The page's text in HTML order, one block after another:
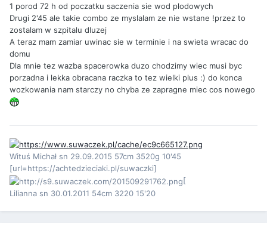
1 porod 72 h od poczatku saczenia sie wod plodowych
Drugi 2'45 ale takie combo ze myslalam ze nie wstane !przez to
zostalam w szpitalu dluzej
A teraz mam zamiar uwinac sie w terminie i na swieta wracac do
domu
Dla mnie tez wazba spacerowka duzo chodzimy wiec musi byc
porzadna i lekka obracana raczka to tez wielki plus :) do konca
wozkowania nam starczy no chyba ze zapragne miec cos nowego
Wituś Michał sn 29.09.2015 57cm 3520g 10'45
[url=https://achtedzieciaki.pl/suwaczki]
[
Lilianna sn 30.01.2011 54cm 3220 15'20